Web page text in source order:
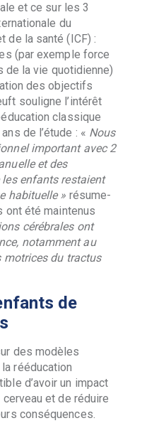
et ce sur les 3
du
de la santé (ICF) :
(par exemple force
la vie quotidienne)
des objectifs
souligne l’intérêt
classique
de l’étude : « Nous
important avec 2
et des
enfants restaient
habituelle » résume-
ont été maintenus
cérébrales ont
notamment au
motrices du tractus
de
des modèles
rééducation
d’avoir un impact
cerveau et de réduire
conséquences.